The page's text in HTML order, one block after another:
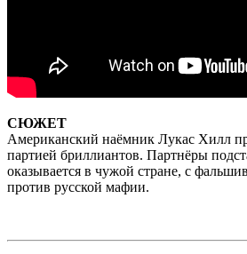
СЮЖЕТ
Американский наёмник Лукас Хилл
партией бриллиантов. Партнёры
оказывается в чужой стране, с
против русской мафии.